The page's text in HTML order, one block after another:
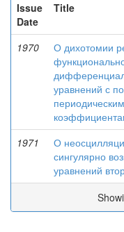
Issue
Date
Title
1970
О дихотомии
уравнений с
1971
О
сингулярно
уравнений